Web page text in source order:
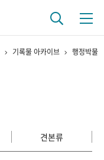
연구자들
기록물 아카이브 행정박물
견본류